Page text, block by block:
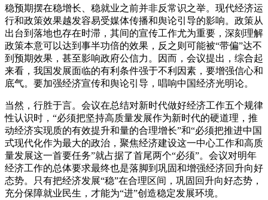
稳预期摆在稳增长、稳就业之前并非反常识之举。现代经济运
行和政策效果越发容易受媒体传播和舆论引导的影响。政策从
出台到落地也存在时滞，其间的宣传工作尤为重要，深刻理解
政策本意可以达到事半功倍的效果，反之则可能被“带偏”达不
到预期效果，甚至影响政府公信力。因而，会议提出，综合起
来看，我国发展面临的有利条件强于不利因素，要增强信心和
底气。要加强经济宣传和舆论引导，唱响中国经济光明论。
当然，行胜于言。会议在总结对新时代做好经济工作五个规律
性认识时，“必须把坚持高质量发展作为新时代的硬道理，推
动经济实现质的有效提升和量的合理增长”和“必须把推进中国
式现代化作为最大的政治，聚焦经济建设这一中心工作和高质
量发展这一首要任务”就占据了首尾两个“必须”。会议对明年
经济工作的总体要求最终也是落脚到巩固和增强经济回升向好
态势。只有把经济发展“稳”在合理区间，巩固回升向好态势，
充分保障就业民生，才能为“进”创造稳定发展环境。